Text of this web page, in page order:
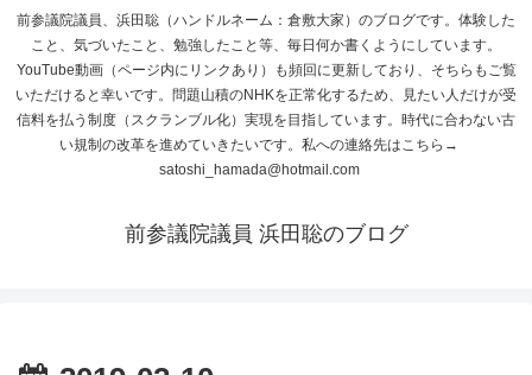
前参議院議員、浜田聡（ハンドルネーム：倉敷大家）のブログです。体験した
こと、気づいたこと、勉強したこと等、毎日何か書くようにしています。
YouTube動画（ページ内にリンクあり）も頻回に更新しており、そちらもご覧
いただけると幸いです。問題山積のNHKを正常化するため、見たい人だけが受
信料を払う制度（スクランブル化）実現を目指しています。時代に合わない古
い規制の改革を進めていきたいです。私への連絡先はこちら→
satoshi_hamada@hotmail.com
前参議院議員 浜田聡のブログ